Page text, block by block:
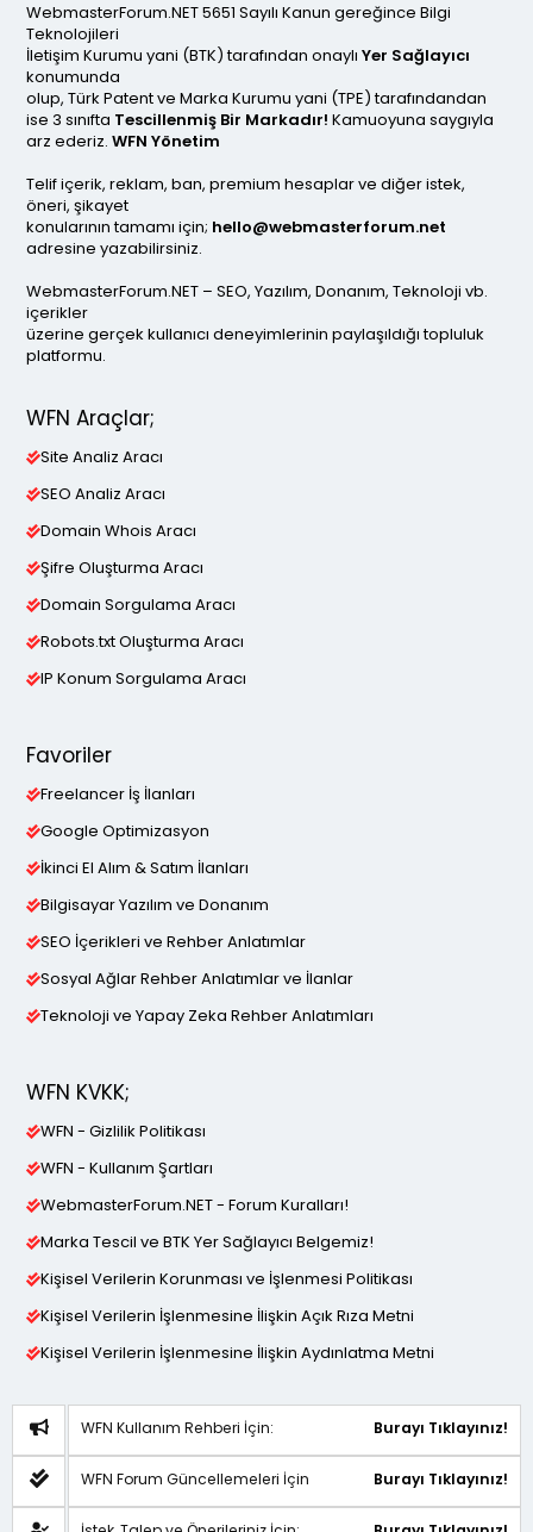
WebmasterForum.NET 5651 Sayılı Kanun gereğince Bilgi
Teknolojileri
İletişim Kurumu yani (BTK) tarafından onaylı Yer Sağlayıcı
konumunda
olup, Türk Patent ve Marka Kurumu yani (TPE) tarafındandan
ise 3 sınıfta Tescillenmiş Bir Markadır! Kamuoyuna saygıyla
arz ederiz. WFN Yönetim
Telif içerik, reklam, ban, premium hesaplar ve diğer istek,
öneri, şikayet
konularının tamamı için; hello@webmasterforum.net
adresine yazabilirsiniz.
WebmasterForum.NET – SEO, Yazılım, Donanım, Teknoloji vb.
içerikler
üzerine gerçek kullanıcı deneyimlerinin paylaşıldığı topluluk
platformu.
WFN Araçlar;
Site Analiz Aracı
SEO Analiz Aracı
Domain Whois Aracı
Şifre Oluşturma Aracı
Domain Sorgulama Aracı
Robots.txt Oluşturma Aracı
IP Konum Sorgulama Aracı
Favoriler
Freelancer İş İlanları
Google Optimizasyon
İkinci El Alım & Satım İlanları
Bilgisayar Yazılım ve Donanım
SEO İçerikleri ve Rehber Anlatımlar
Sosyal Ağlar Rehber Anlatımlar ve İlanlar
Teknoloji ve Yapay Zeka Rehber Anlatımları
WFN KVKK;
WFN - Gizlilik Politikası
WFN - Kullanım Şartları
WebmasterForum.NET - Forum Kuralları!
Marka Tescil ve BTK Yer Sağlayıcı Belgemiz!
Kişisel Verilerin Korunması ve İşlenmesi Politikası
Kişisel Verilerin İşlenmesine İlişkin Açık Rıza Metni
Kişisel Verilerin İşlenmesine İlişkin Aydınlatma Metni
WFN Kullanım Rehberi İçin: Burayı Tıklayınız!
WFN Forum Güncellemeleri İçin Burayı Tıklayınız!